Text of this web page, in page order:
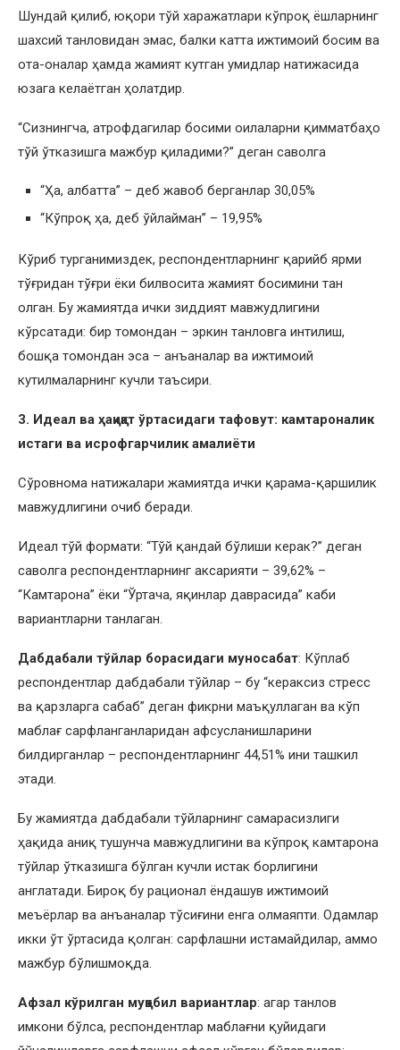
Шундай қилиб, юқори тўй харажатлари кўпроқ ёшларнинг
шахсий танловидан эмас, балки катта ижтимоий босим ва
ота-оналар ҳамда жамият кутган умидлар натижасида
юзага келаётган ҳолатдир.
“Сизнингча, атрофдагилар босими оилаларни қимматбаҳо
тўй ўтказишга мажбур қиладими?” деган саволга
“Ҳа, албатта” – деб жавоб берганлар 30,05%
“Кўпроқ ҳа, деб ўйлайман” – 19,95%
Кўриб турганимиздек, респондентларнинг қарийб ярми
тўғридан тўғри ёки билвосита жамият босимини тан
олган. Бу жамиятда ички зиддият мавжудлигини
кўрсатади: бир томондан – эркин танловга интилиш,
бошқа томондан эса – анъаналар ва ижтимоий
кутилмаларнинг кучли таъсири.
3. Идеал ва ҳақиқат ўртасидаги тафовут: камтароналик
истаги ва исрофгарчилик амалиёти
Сўровнома натижалари жамиятда ички қарама-қаршилик
мавжудлигини очиб беради.
Идеал тўй формати: “Тўй қандай бўлиши керак?” деган
саволга респондентларнинг аксарияти – 39,62% –
“Камтарона” ёки “Ўртача, яқинлар даврасида” каби
вариантларни танлаган.
Дабдабали тўйлар борасидаги муносабат: Кўплаб
респондентлар дабдабали тўйлар – бу “кераксиз стресс
ва қарзларга сабаб” деган фикрни маъқуллаган ва кўп
маблағ сарфланганларидан афсусланишларини
билдирганлар – респондентларнинг 44,51% ини ташкил
этади.
Бу жамиятда дабдабали тўйларнинг самарасизлиги
ҳақида аниқ тушунча мавжудлигини ва кўпроқ камтарона
тўйлар ўтказишга бўлган кучли истак борлигини
англатади. Бироқ бу рационал ёндашув ижтимоий
меъёрлар ва анъаналар тўсиғини енга олмаяпти. Одамлар
икки ўт ўртасида қолган: сарфлашни истамайдилар, аммо
мажбур бўлишмоқда.
Афзал кўрилган муқобил вариантлар: агар танлов
имкони бўлса, респондентлар маблағни қуйидаги